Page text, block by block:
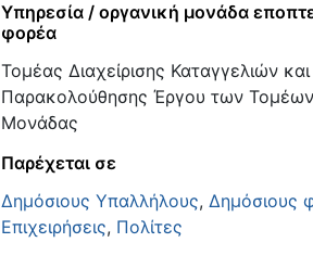
Υπηρεσία / οργανική μονάδα
φορέα
Τομέας Διαχείρισης Καταγγελιών και
Παρακολούθησης Έργου των
Μονάδας
Παρέχεται σε
Δημόσιους Υπαλλήλους, Δημόσιους
Επιχειρήσεις, Πολίτες